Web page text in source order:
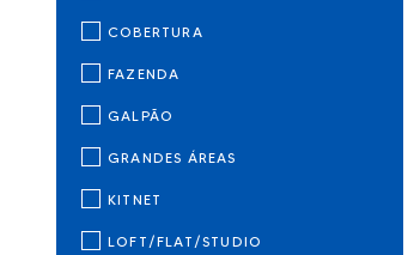
COBERTURA
FAZENDA
GALPÃO
GRANDES ÁREAS
KITNET
LOFT/FLAT/STUDIO